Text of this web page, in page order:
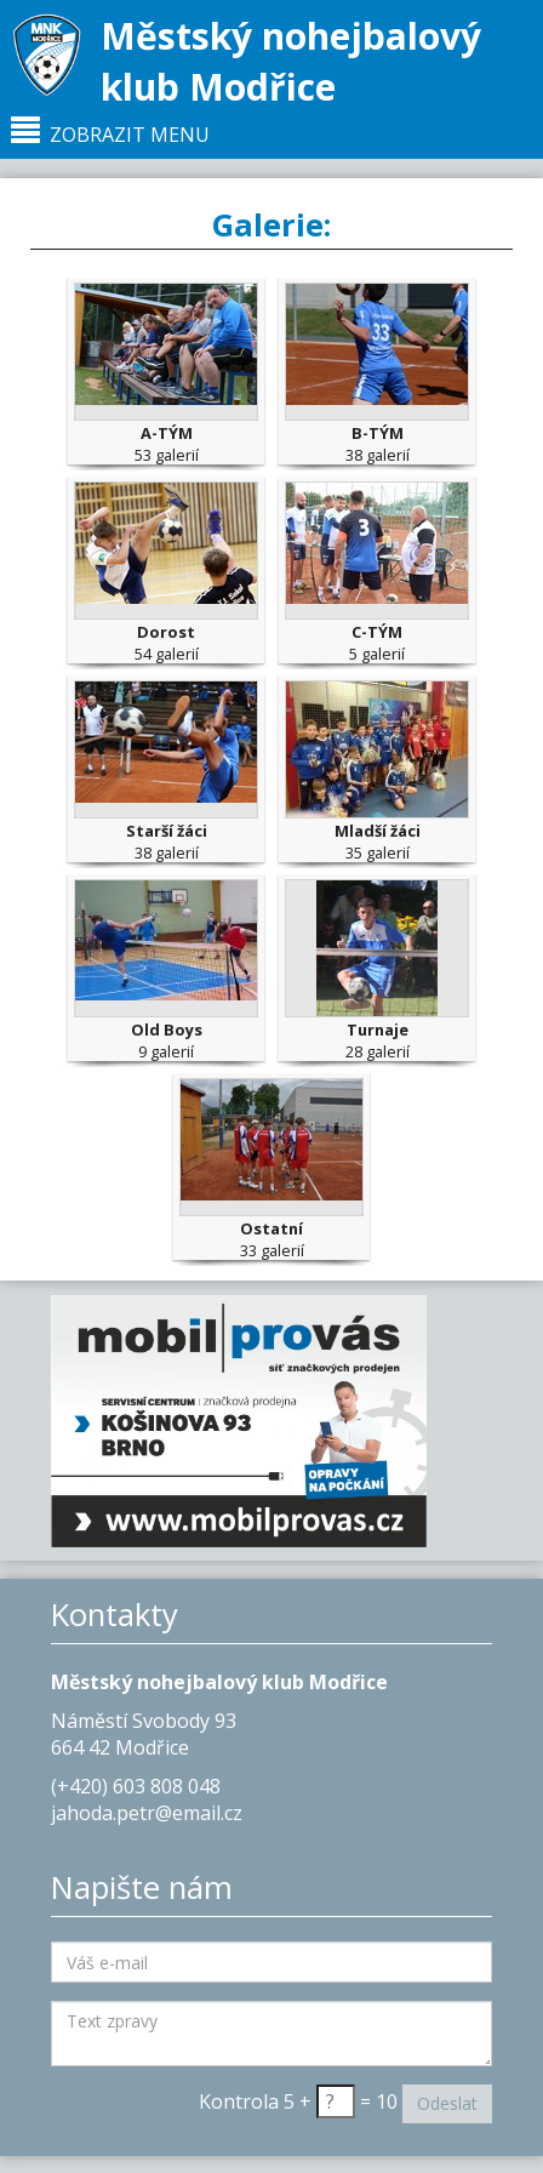
Městský nohejbalový
klub Modřice
ZOBRAZIT MENU
Hlavní strana
Galerie:
A-TÝM
53 galerií
B-TÝM
38 galerií
Dorost
54 galerií
C-TÝM
5 galerií
Starší žáci
38 galerií
Mladší žáci
35 galerií
Old Boys
9 galerií
Turnaje
28 galerií
Ostatní
33 galerií
Kontakty
Městský nohejbalový klub Modřice
Náměstí Svobody 93
664 42 Modřice
(+420) 603 808 048
jahoda.petr@email.cz
Napište nám
Kontrola 5 + = 10 Odeslat